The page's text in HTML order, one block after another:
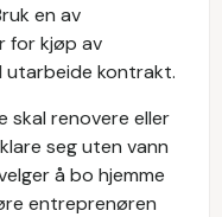
en av
for kjøp av
utarbeide kontrakt.
skal renovere eller
seg uten vann
å bo hjemme
entreprenøren